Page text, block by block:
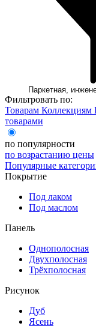
Паркетная,
Фильтровать по:
Товарам Коллекциям
товарами
по популярности
по возрастанию цены
Популярные
Покрытие
Под лаком
Под маслом
Панель
Однополосная
Двухполосная
Трёхполосная
Рисунок
Дуб
Ясень